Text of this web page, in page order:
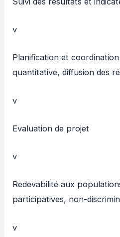
v
Planification et
quantitative, diffusion des
v
Evaluation de projet
v
Redevabilité aux
participatives, non-
v